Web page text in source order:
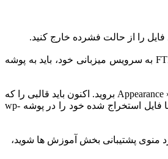
این کار یک پوشه جدید با نام قالب شما، در رایانه شما ایجاد می کند.اکنون که فایل های تم را دارید، آماده آپلود آنها در وب سایت خود هستید. پس از اتصال سرویس FTP به سرویس میزبانی خود، باید به پوشه
می‌توانید با اضافه کردن فایل قالب خود به پوشه «wp-content/themes» قالب جدید را آپلود کنید. پس از آپلود قالب، به داشبورد وردپرس خود برگردید. سپس به Appearance » Themes بروید. اکنون باید قالبی را که
به تازگی آپلود کرده اید ببینید. برای استفاده از آن در وب سایت خود، به سادگی بر روی دکمه Activate کلیک کنید. برای آپلود و نصب افزونه نیز همینگونه عمل کنید. اما فایل استخراج شده خود را در پوشه wp-
منوی پشتیبانی بخش آموزش ها شوید،